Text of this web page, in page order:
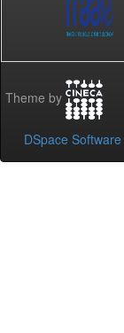
Theme by
DSpace Software